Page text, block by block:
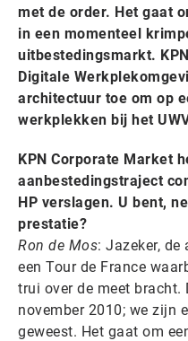
met de order. Het gaat
in een momenteel
uitbestedingsmarkt.
Digitale
architectuur toe om op
werkplekken bij het
KPN Corporate Market
aanbestedingstraject
HP verslagen. U bent,
prestatie?
Ron de Mos: Jazeker,
een Tour de France
trui over de meet
november 2010; we zijn
geweest. Het gaat om